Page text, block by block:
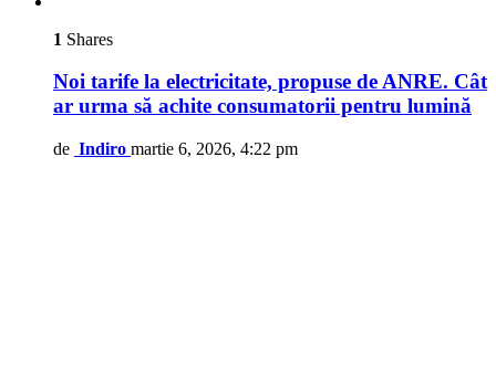
1 Shares
Noi tarife la electricitate, propuse de ANRE. Cât
ar urma să achite consumatorii pentru lumină
de Indiro martie 6, 2026, 4:22 pm